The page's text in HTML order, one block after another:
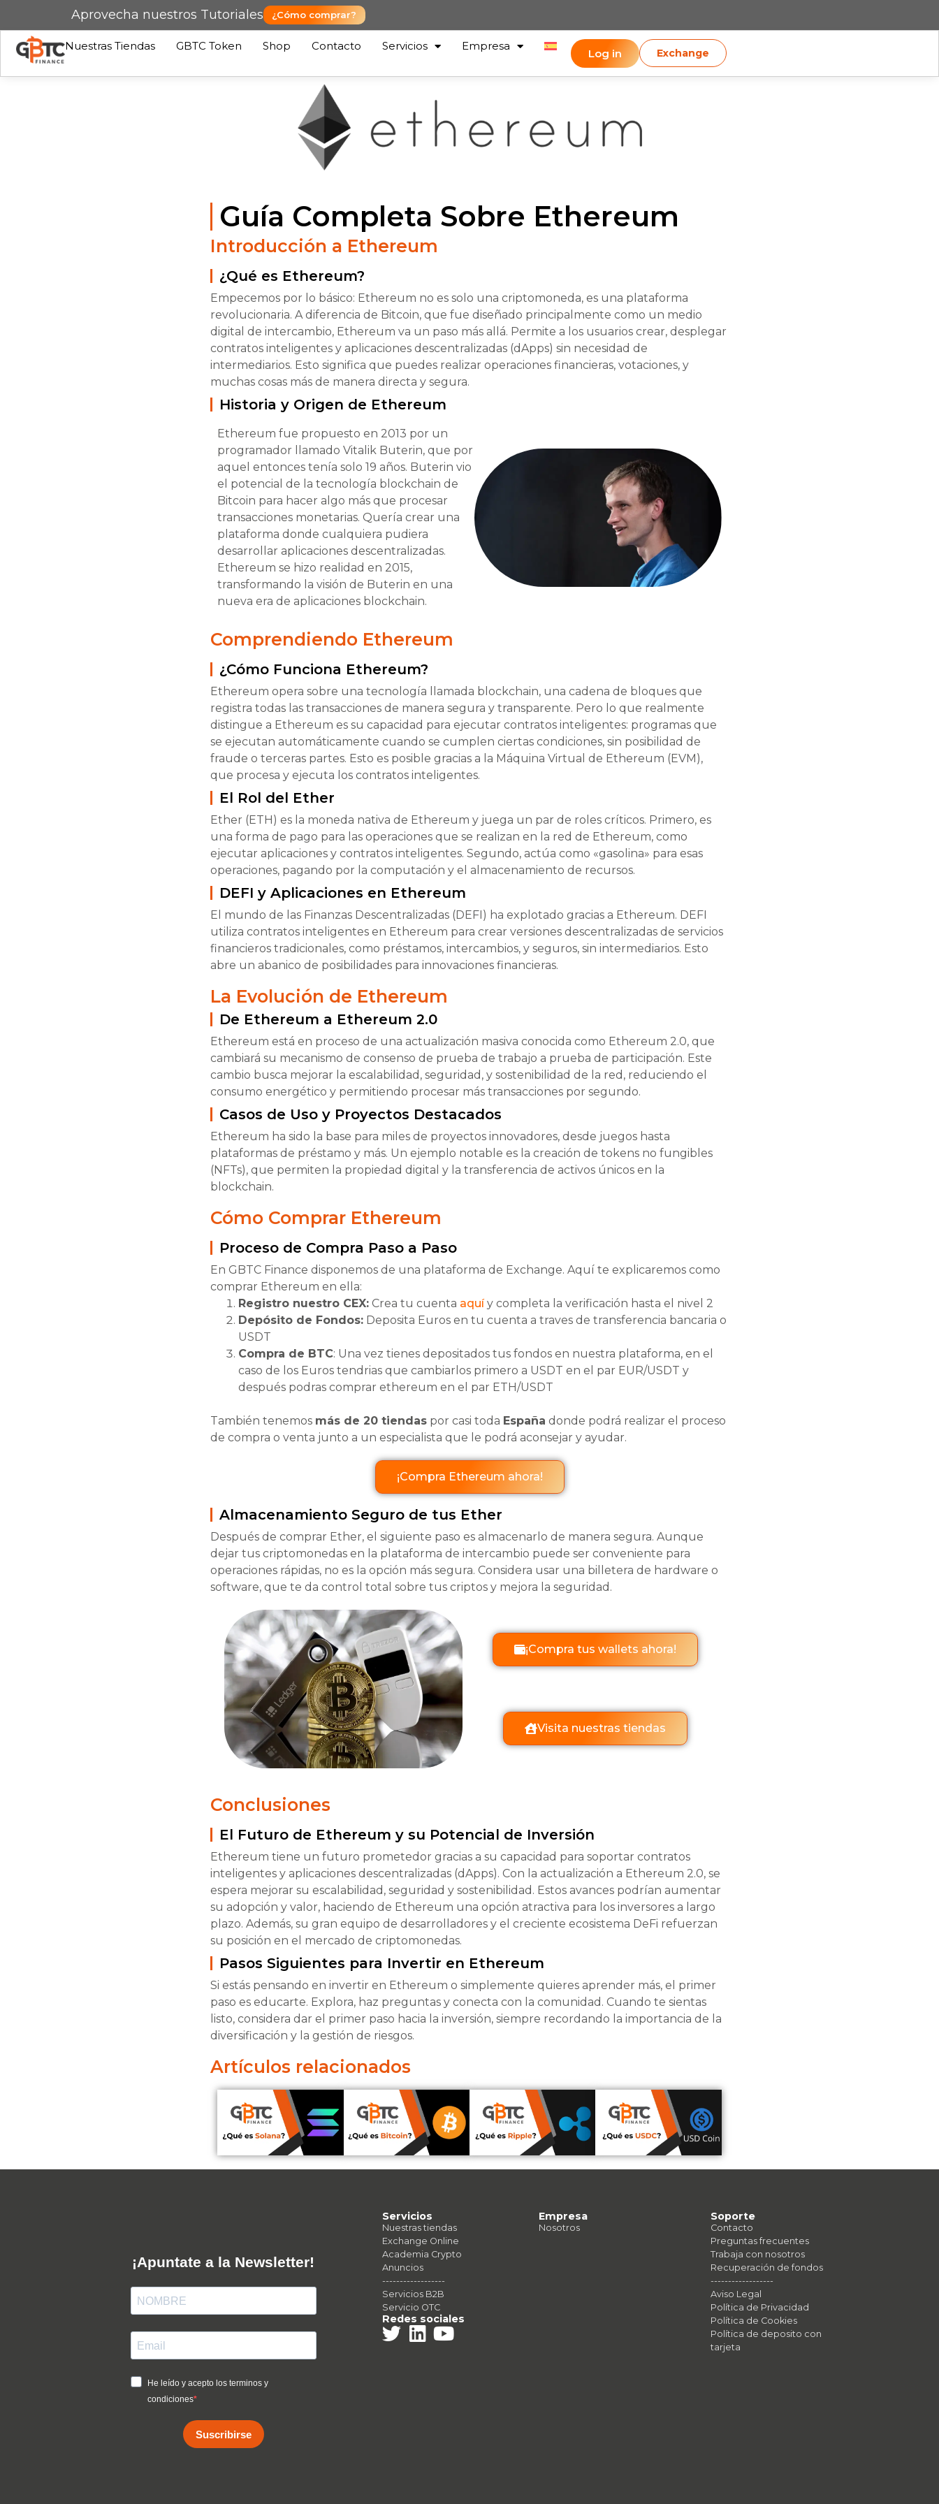
Aprovecha nuestros Tutoriales ¿Cómo comprar?
Nuestras Tiendas GBTC Token Shop Contacto Servicios Empresa
Log in Exchange
Guía Completa Sobre Ethereum
Introducción a Ethereum
¿Qué es Ethereum?
Empecemos por lo básico: Ethereum no es solo una criptomoneda, es una plataforma
revolucionaria. A diferencia de Bitcoin, que fue diseñado principalmente como un medio
digital de intercambio, Ethereum va un paso más allá. Permite a los usuarios crear, desplegar
contratos inteligentes y aplicaciones descentralizadas (dApps) sin necesidad de
intermediarios. Esto significa que puedes realizar operaciones financieras, votaciones, y
muchas cosas más de manera directa y segura.
Historia y Origen de Ethereum
Ethereum fue propuesto en 2013 por un
programador llamado Vitalik Buterin, que por
aquel entonces tenía solo 19 años. Buterin vio
el potencial de la tecnología blockchain de
Bitcoin para hacer algo más que procesar
transacciones monetarias. Quería crear una
plataforma donde cualquiera pudiera
desarrollar aplicaciones descentralizadas.
Ethereum se hizo realidad en 2015,
transformando la visión de Buterin en una
nueva era de aplicaciones blockchain.
Comprendiendo Ethereum
¿Cómo Funciona Ethereum?
Ethereum opera sobre una tecnología llamada blockchain, una cadena de bloques que
registra todas las transacciones de manera segura y transparente. Pero lo que realmente
distingue a Ethereum es su capacidad para ejecutar contratos inteligentes: programas que
se ejecutan automáticamente cuando se cumplen ciertas condiciones, sin posibilidad de
fraude o terceras partes. Esto es posible gracias a la Máquina Virtual de Ethereum (EVM),
que procesa y ejecuta los contratos inteligentes.
El Rol del Ether
Ether (ETH) es la moneda nativa de Ethereum y juega un par de roles críticos. Primero, es
una forma de pago para las operaciones que se realizan en la red de Ethereum, como
ejecutar aplicaciones y contratos inteligentes. Segundo, actúa como «gasolina» para esas
operaciones, pagando por la computación y el almacenamiento de recursos.
DEFI y Aplicaciones en Ethereum
El mundo de las Finanzas Descentralizadas (DEFI) ha explotado gracias a Ethereum. DEFI
utiliza contratos inteligentes en Ethereum para crear versiones descentralizadas de servicios
financieros tradicionales, como préstamos, intercambios, y seguros, sin intermediarios. Esto
abre un abanico de posibilidades para innovaciones financieras.
La Evolución de Ethereum
De Ethereum a Ethereum 2.0
Ethereum está en proceso de una actualización masiva conocida como Ethereum 2.0, que
cambiará su mecanismo de consenso de prueba de trabajo a prueba de participación. Este
cambio busca mejorar la escalabilidad, seguridad, y sostenibilidad de la red, reduciendo el
consumo energético y permitiendo procesar más transacciones por segundo.
Casos de Uso y Proyectos Destacados
Ethereum ha sido la base para miles de proyectos innovadores, desde juegos hasta
plataformas de préstamo y más. Un ejemplo notable es la creación de tokens no fungibles
(NFTs), que permiten la propiedad digital y la transferencia de activos únicos en la
blockchain.
Cómo Comprar Ethereum
Proceso de Compra Paso a Paso
En GBTC Finance disponemos de una plataforma de Exchange. Aquí te explicaremos como
comprar Ethereum en ella:
Registro nuestro CEX: Crea tu cuenta aquíy completa la verificación hasta el nivel 2
Depósito de Fondos: Deposita Euros en tu cuenta a traves de transferencia bancaria o
USDT
Compra de BTC: Una vez tienes depositados tus fondos en nuestra plataforma, en el
caso de los Euros tendrias que cambiarlos primero a USDT en el par EUR/USDT y
después podras comprar ethereum en el par ETH/USDT
También tenemos más de 20 tiendas por casi toda España donde podrá realizar el proceso
de compra o venta junto a un especialista que le podrá aconsejar y ayudar.
¡Compra Ethereum ahora!
Almacenamiento Seguro de tus Ether
Después de comprar Ether, el siguiente paso es almacenarlo de manera segura. Aunque
dejar tus criptomonedas en la plataforma de intercambio puede ser conveniente para
operaciones rápidas, no es la opción más segura. Considera usar una billetera de hardware o
software, que te da control total sobre tus criptos y mejora la seguridad.
¡Compra tus wallets ahora!
Visita nuestras tiendas
Conclusiones
El Futuro de Ethereum y su Potencial de Inversión
Ethereum tiene un futuro prometedor gracias a su capacidad para soportar contratos
inteligentes y aplicaciones descentralizadas (dApps). Con la actualización a Ethereum 2.0, se
espera mejorar su escalabilidad, seguridad y sostenibilidad. Estos avances podrían aumentar
su adopción y valor, haciendo de Ethereum una opción atractiva para los inversores a largo
plazo. Además, su gran equipo de desarrolladores y el creciente ecosistema DeFi refuerzan
su posición en el mercado de criptomonedas.
Pasos Siguientes para Invertir en Ethereum
Si estás pensando en invertir en Ethereum o simplemente quieres aprender más, el primer
paso es educarte. Explora, haz preguntas y conecta con la comunidad. Cuando te sientas
listo, considera dar el primer paso hacia la inversión, siempre recordando la importancia de la
diversificación y la gestión de riesgos.
Artículos relacionados
¡Apuntate a la Newsletter!
He leído y acepto los terminos y
condiciones
Suscribirse
Servicios
Nuestras tiendas
Exchange Online
Academia Crypto
Anuncios
------------------
Servicios B2B
Servicio OTC
Redes sociales
Empresa
Nosotros
Soporte
Contacto
Preguntas frecuentes
Trabaja con nosotros
Recuperación de fondos
------------------
Aviso Legal
Política de Privacidad
Política de Cookies
Política de deposito con
tarjeta